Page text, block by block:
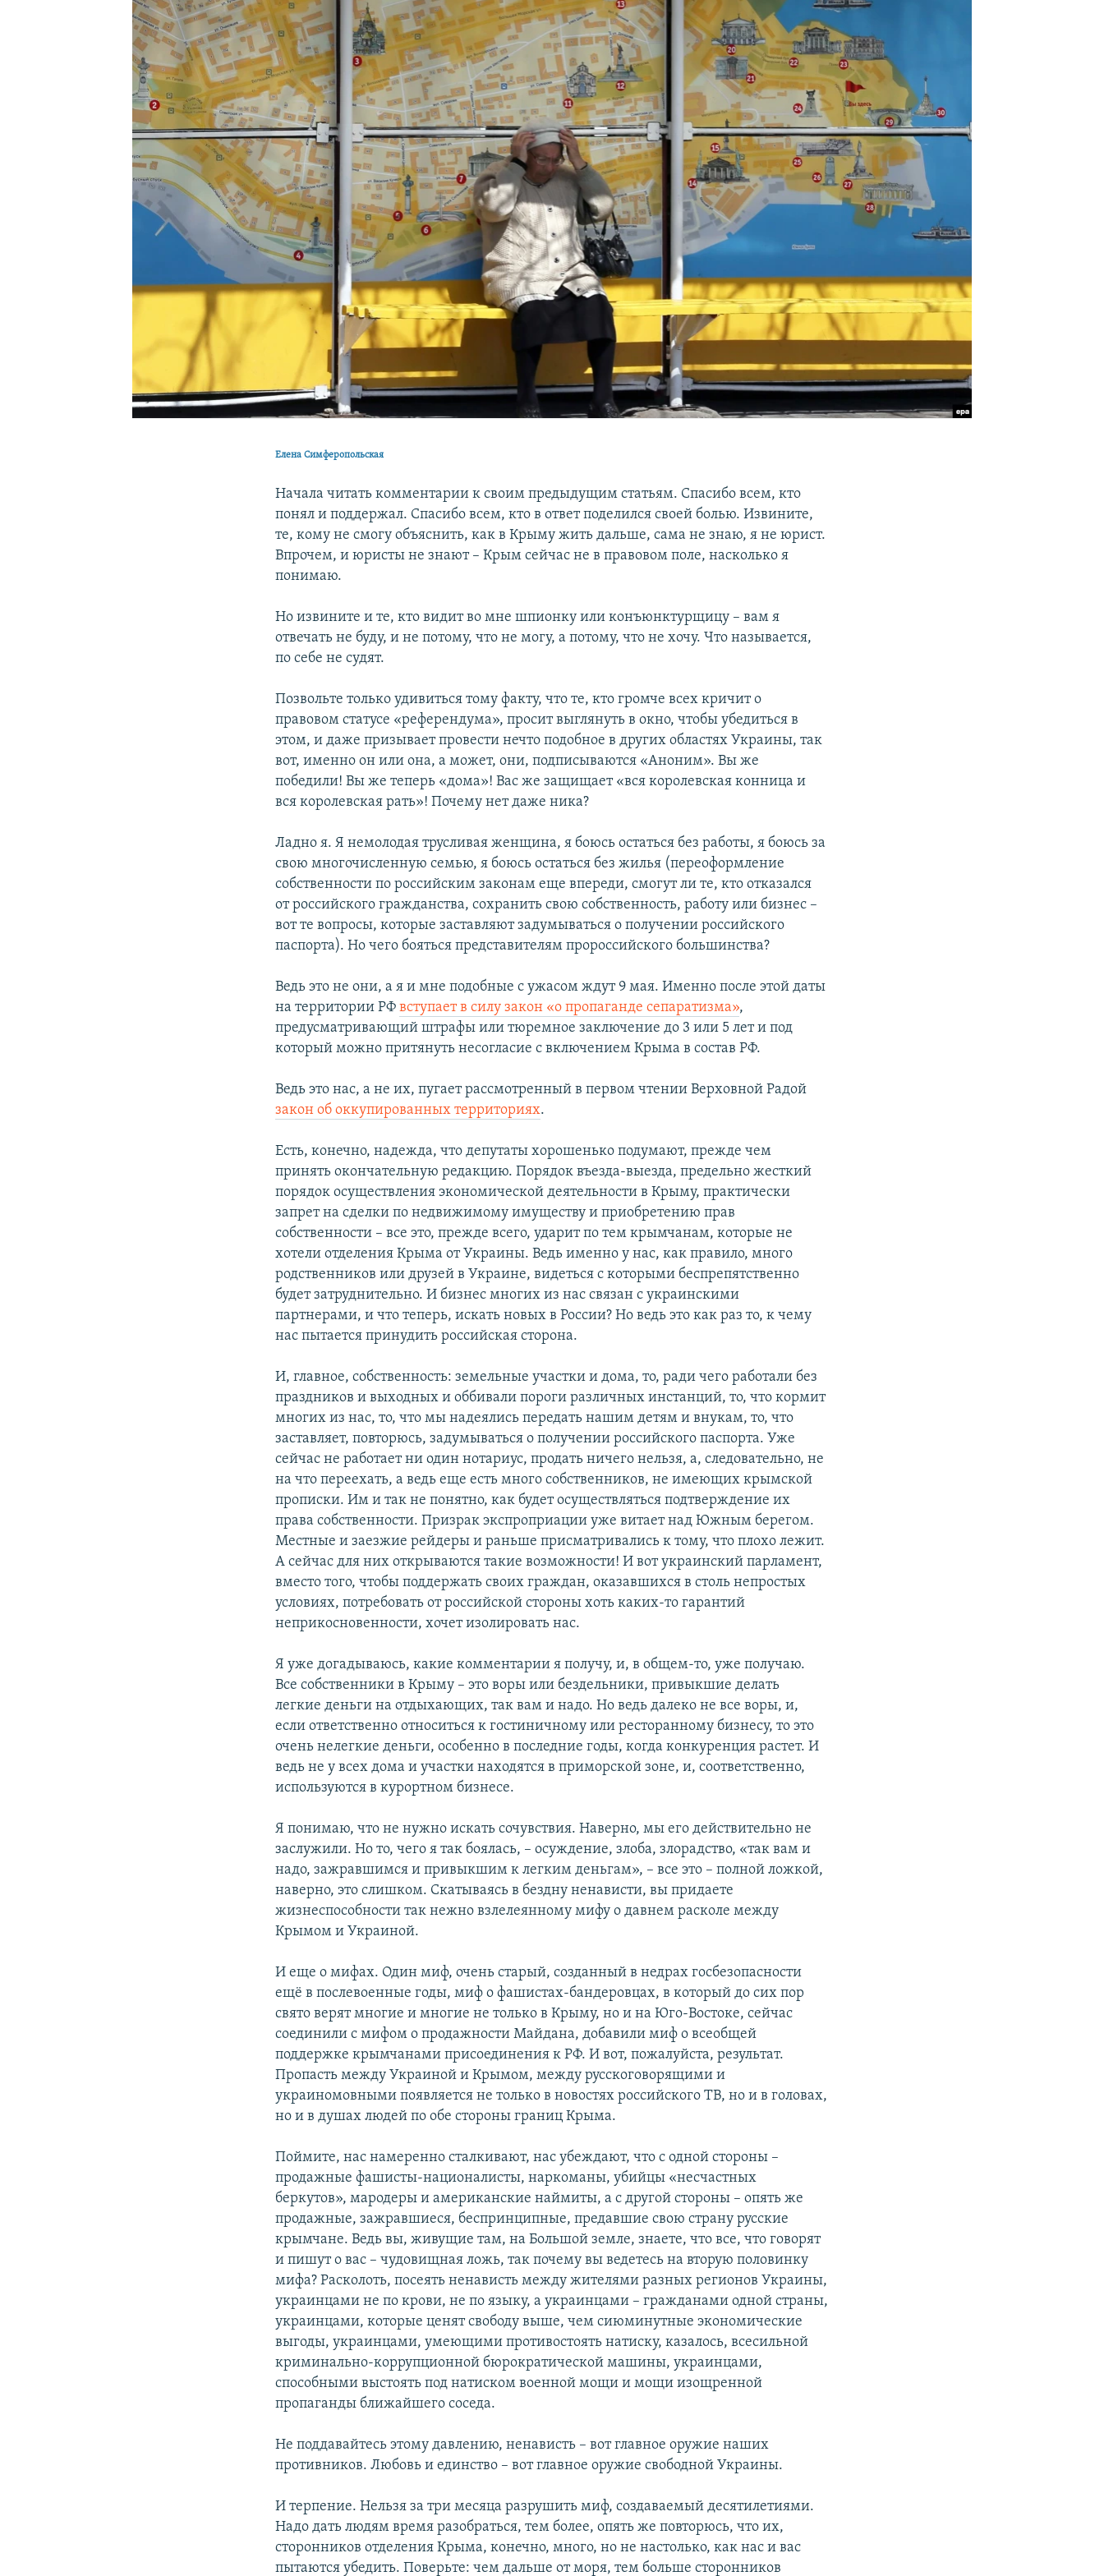
КРЫМ.НЕПОКОРЕННЫЙ
УКРАИНСКАЯ ПРОБЛЕМА КРЫМА
Елена Симферопольская
Начала читать комментарии к своим предыдущим статьям. Спасибо всем, кто
понял и поддержал. Спасибо всем, кто в ответ поделился своей болью. Извините,
те, кому не смогу объяснить, как в Крыму жить дальше, сама не знаю, я не юрист.
Впрочем, и юристы не знают – Крым сейчас не в правовом поле, насколько я
понимаю.
Но извините и те, кто видит во мне шпионку или конъюнктурщицу – вам я
отвечать не буду, и не потому, что не могу, а потому, что не хочу. Что называется,
по себе не судят.
Позвольте только удивиться тому факту, что те, кто громче всех кричит о
правовом статусе «референдума», просит выглянуть в окно, чтобы убедиться в
этом, и даже призывает провести нечто подобное в других областях Украины, так
вот, именно он или она, а может, они, подписываются «Аноним». Вы же
победили! Вы же теперь «дома»! Вас же защищает «вся королевская конница и
вся королевская рать»! Почему нет даже ника?
Ладно я. Я немолодая трусливая женщина, я боюсь остаться без работы, я боюсь за
свою многочисленную семью, я боюсь остаться без жилья (переоформление
собственности по российским законам еще впереди, смогут ли те, кто отказался
от российского гражданства, сохранить свою собственность, работу или бизнес –
вот те вопросы, которые заставляют задумываться о получении российского
паспорта). Но чего бояться представителям пророссийского большинства?
Ведь это не они, а я и мне подобные с ужасом ждут 9 мая. Именно после этой даты
на территории РФвступает в силу закон «о пропаганде сепаратизма»,
предусматривающий штрафы или тюремное заключение до 3 или 5 лет и под
который можно притянуть несогласие с включением Крыма в состав РФ.
Ведь это нас, а не их, пугает рассмотренный в первом чтении Верховной Радой
закон об оккупированных территориях.
Есть, конечно, надежда, что депутаты хорошенько подумают, прежде чем
принять окончательную редакцию. Порядок въезда-выезда, предельно жесткий
порядок осуществления экономической деятельности в Крыму, практически
запрет на сделки по недвижимому имуществу и приобретению прав
собственности – все это, прежде всего, ударит по тем крымчанам, которые не
хотели отделения Крыма от Украины. Ведь именно у нас, как правило, много
родственников или друзей в Украине, видеться с которыми беспрепятственно
будет затруднительно. И бизнес многих из нас связан с украинскими
партнерами, и что теперь, искать новых в России? Но ведь это как раз то, к чему
нас пытается принудить российская сторона.
И, главное, собственность: земельные участки и дома, то, ради чего работали без
праздников и выходных и оббивали пороги различных инстанций, то, что кормит
многих из нас, то, что мы надеялись передать нашим детям и внукам, то, что
заставляет, повторюсь, задумываться о получении российского паспорта. Уже
сейчас не работает ни один нотариус, продать ничего нельзя, а, следовательно, не
на что переехать, а ведь еще есть много собственников, не имеющих крымской
прописки. Им и так не понятно, как будет осуществляться подтверждение их
права собственности. Призрак экспроприации уже витает над Южным берегом.
Местные и заезжие рейдеры и раньше присматривались к тому, что плохо лежит.
А сейчас для них открываются такие возможности! И вот украинский парламент,
вместо того, чтобы поддержать своих граждан, оказавшихся в столь непростых
условиях, потребовать от российской стороны хоть каких-то гарантий
неприкосновенности, хочет изолировать нас.
Я уже догадываюсь, какие комментарии я получу, и, в общем-то, уже получаю.
Все собственники в Крыму – это воры или бездельники, привыкшие делать
легкие деньги на отдыхающих, так вам и надо. Но ведь далеко не все воры, и,
если ответственно относиться к гостиничному или ресторанному бизнесу, то это
очень нелегкие деньги, особенно в последние годы, когда конкуренция растет. И
ведь не у всех дома и участки находятся в приморской зоне, и, соответственно,
используются в курортном бизнесе.
Я понимаю, что не нужно искать сочувствия. Наверно, мы его действительно не
заслужили. Но то, чего я так боялась, – осуждение, злоба, злорадство, «так вам и
надо, зажравшимся и привыкшим к легким деньгам», – все это – полной ложкой,
наверно, это слишком. Скатываясь в бездну ненависти, вы придаете
жизнеспособности так нежно взлелеянному мифу о давнем расколе между
Крымом и Украиной.
И еще о мифах. Один миф, очень старый, созданный в недрах госбезопасности
ещё в послевоенные годы, миф о фашистах-бандеровцах, в который до сих пор
свято верят многие и многие не только в Крыму, но и на Юго-Востоке, сейчас
соединили с мифом о продажности Майдана, добавили миф о всеобщей
поддержке крымчанами присоединения к РФ. И вот, пожалуйста, результат.
Пропасть между Украиной и Крымом, между русскоговорящими и
украиномовными появляется не только в новостях российского ТВ, но и в головах,
но и в душах людей по обе стороны границ Крыма.
Поймите, нас намеренно сталкивают, нас убеждают, что с одной стороны –
продажные фашисты-националисты, наркоманы, убийцы «несчастных
беркутов», мародеры и американские наймиты, а с другой стороны – опять же
продажные, зажравшиеся, беспринципные, предавшие свою страну русские
крымчане. Ведь вы, живущие там, на Большой земле, знаете, что все, что говорят
и пишут о вас – чудовищная ложь, так почему вы ведетесь на вторую половинку
мифа? Расколоть, посеять ненависть между жителями разных регионов Украины,
украинцами не по крови, не по языку, а украинцами – гражданами одной страны,
украинцами, которые ценят свободу выше, чем сиюминутные экономические
выгоды, украинцами, умеющими противостоять натиску, казалось, всесильной
криминально-коррупционной бюрократической машины, украинцами,
способными выстоять под натиском военной мощи и мощи изощренной
пропаганды ближайшего соседа.
Не поддавайтесь этому давлению, ненависть – вот главное оружие наших
противников. Любовь и единство – вот главное оружие свободной Украины.
И терпение. Нельзя за три месяца разрушить миф, создаваемый десятилетиями.
Надо дать людям время разобраться, тем более, опять же повторюсь, что их,
сторонников отделения Крыма, конечно, много, но не настолько, как нас и вас
пытаются убедить. Поверьте: чем дальше от моря, тем больше сторонников